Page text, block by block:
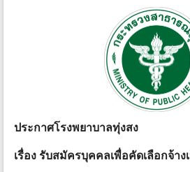
ประกาศโรงพยาบาลทุ่งสง
เรื่อง รับสมัครบุคคลเพื่อคัดเลือกจ้า